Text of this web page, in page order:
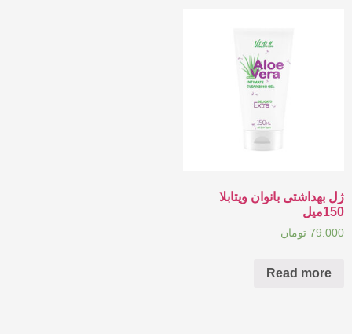
ژل بهداشتی بانوان ویتابلا
150میل
79.000 تومان
Read more